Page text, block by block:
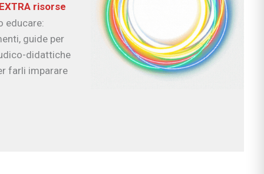
risorse
educare:
guide per
didattiche
farli imparare